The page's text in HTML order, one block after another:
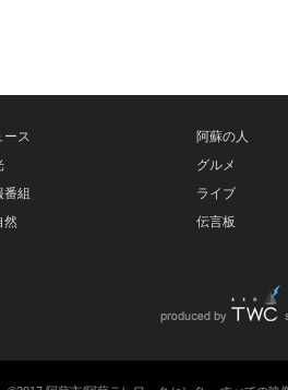
ース
番組
然
阿蘇の人
グルメ
ライブ
伝言板